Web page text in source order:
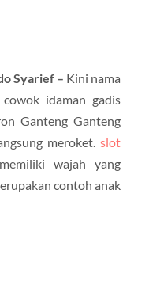
Syarief – Kini nama
idaman gadis
Ganteng Ganteng
meroket.slot
wajah yang
contoh anak